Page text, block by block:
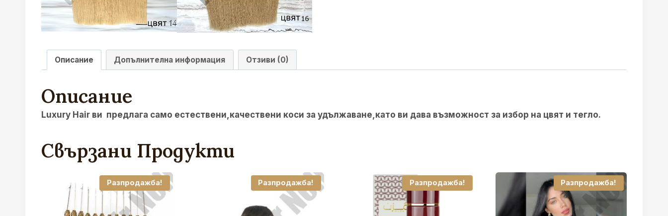
Описание Допълнителна информация Отзиви (0)
Описание
Luxury Hair ви предлага само естествени,качествени коси за удължаване,като ви дава възможност за избор на цвят и тегло.
Свързани Продукти
Разпродажба! Разпродажба! Разпродажба! Разпродажба!